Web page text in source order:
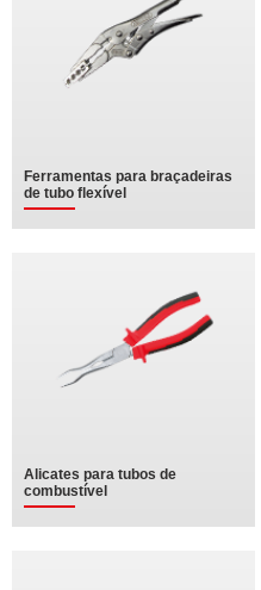
Ferramentas para braçadeiras
de tubo flexível
Alicates para tubos de
combustível